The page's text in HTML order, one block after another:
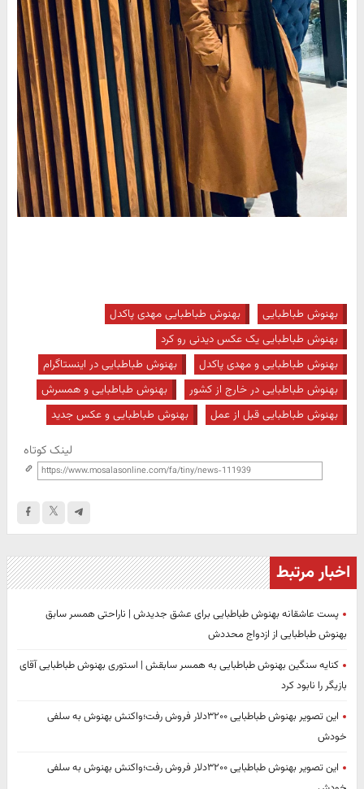
بهنوش طباطبایی
بهنوش طباطبایی مهدی پاکدل
بهنوش طباطبایی یک عکس دیدنی رو کرد
بهنوش طباطبایی و مهدی پاکدل
بهنوش طباطبایی در اینستاگرام
بهنوش طباطبایی در خارج از کشور
بهنوش طباطبایی و همسرش
بهنوش طباطبایی قبل از عمل
بهنوش طباطبایی و عکس جدید
لینک کوتاه
اخبار مرتبط
پست عاشقانه بهنوش طباطبایی برای عشق جدیدش | ناراحتی همسر سابق
بهنوش طباطبایی از ازدواج محددش
کنایه سنگین بهنوش طباطبایی به همسر سابقش | استوری بهنوش طباطبایی آقای
بازیگر را نابود کرد
این تصویر بهنوش طباطبایی ۳۲۰۰دلار فروش رفت؛واکنش بهنوش به سلفی
خودش
این تصویر بهنوش طباطبایی ۳۲۰۰دلار فروش رفت؛واکنش بهنوش به سلفی